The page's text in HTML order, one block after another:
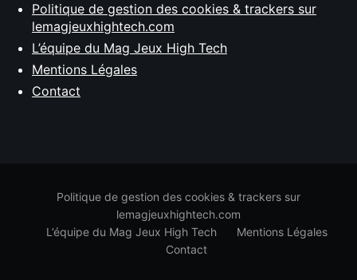
Politique de gestion des cookies & trackers sur
lemagjeuxhightech.com
L’équipe du Mag Jeux High Tech
Mentions Légales
Contact
Politique de gestion des cookies & trackers sur
lemagjeuxhightech.com
L’équipe du Mag Jeux High Tech
Mentions Légales
Contact